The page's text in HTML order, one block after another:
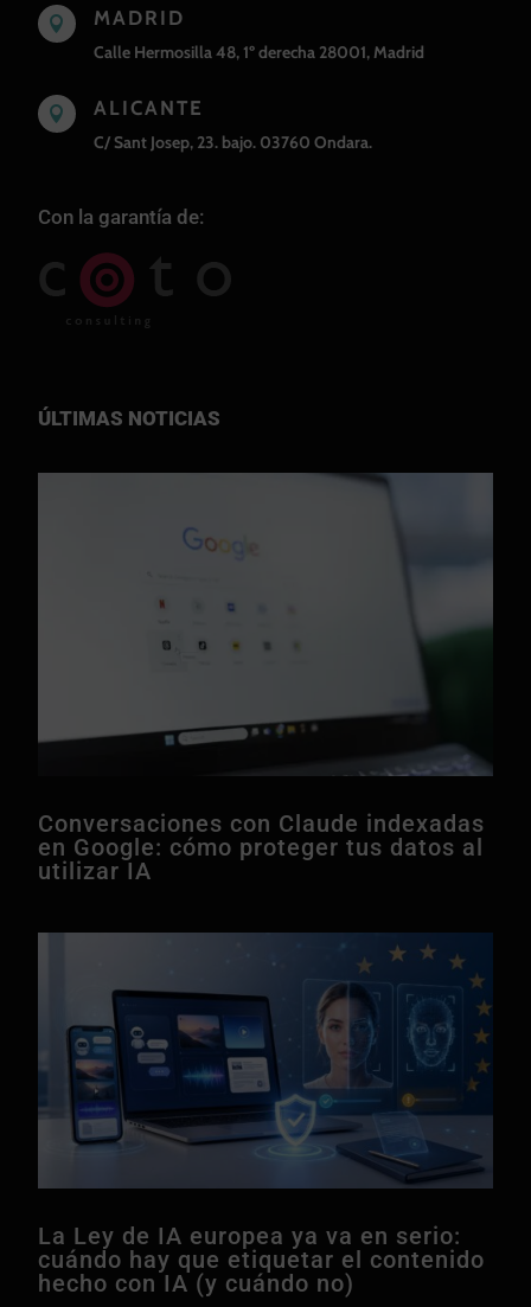
 MADRID
Calle Hermosilla 48, 1º derecha 28001, Madrid
 ALICANTE
C/ Sant Josep, 23. bajo. 03760 Ondara.
Con la garantía de:
ÚLTIMAS NOTICIAS
Conversaciones con Claude indexadas
en Google: cómo proteger tus datos al
utilizar IA
La Ley de IA europea ya va en serio:
cuándo hay que etiquetar el contenido
hecho con IA (y cuándo no)